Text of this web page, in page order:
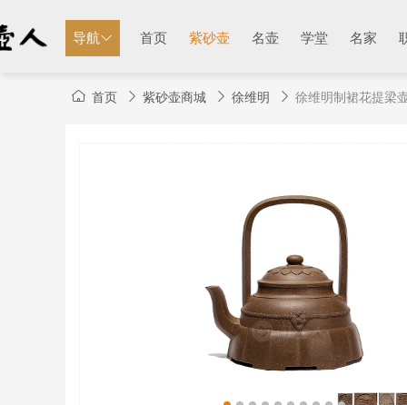
导航 首页 紫砂壶 名壶 学堂 名家
首页 紫砂壶商城 徐维明 徐维明制裙花提梁